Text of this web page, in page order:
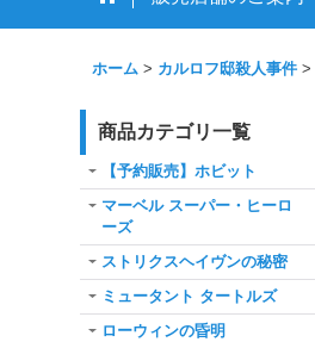
ホーム > カルロフ邸殺人事件 >
商品カテゴリ一覧
【予約販売】ホビット
マーベル スーパー・ヒーロ
ーズ
ストリクスヘイヴンの秘密
ミュータント タートルズ
ローウィンの昏明